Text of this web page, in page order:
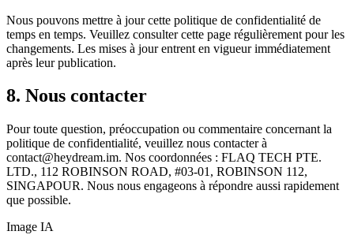
Nous pouvons mettre à jour cette politique de confidentialité de
temps en temps. Veuillez consulter cette page régulièrement pour les
changements. Les mises à jour entrent en vigueur immédiatement
après leur publication.
8. Nous contacter
Pour toute question, préoccupation ou commentaire concernant la
politique de confidentialité, veuillez nous contacter à
contact@heydream.im. Nos coordonnées : FLAQ TECH PTE.
LTD., 112 ROBINSON ROAD, #03-01, ROBINSON 112,
SINGAPOUR. Nous nous engageons à répondre aussi rapidement
que possible.
Image IA